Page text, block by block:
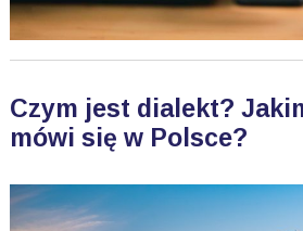
Czym jest dialekt?
mówi się w Polsce?